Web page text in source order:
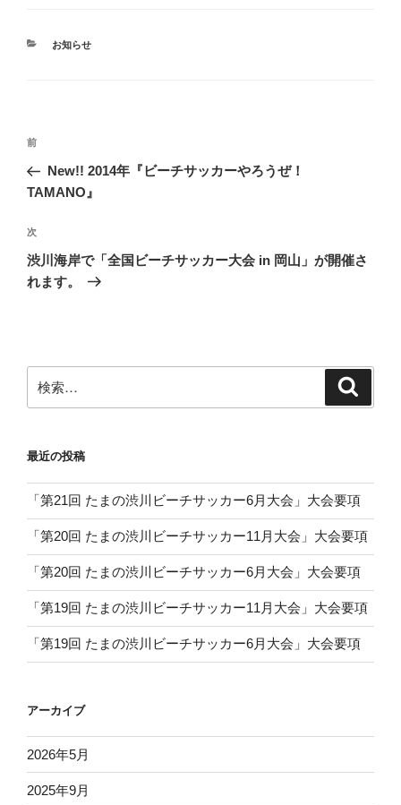
カ
お知らせ
投
ナ
ゲ
ー
シ
前
の
投
前
New!! 2014年『ビーチサッカーやろうぜ！
TAMANO』
次
の
投
次
渋川海岸で「全国ビーチサッカー大会 in 岡山」が開催さ
れます。
索:
最近の投稿
「第21回 たまの渋川ビーチサッカー6月大会」大会要項
「第20回 たまの渋川ビーチサッカー11月大会」大会要項
「第20回 たまの渋川ビーチサッカー6月大会」大会要項
「第19回 たまの渋川ビーチサッカー11月大会」大会要項
「第19回 たまの渋川ビーチサッカー6月大会」大会要項
アーカイブ
2026年5月
2025年9月